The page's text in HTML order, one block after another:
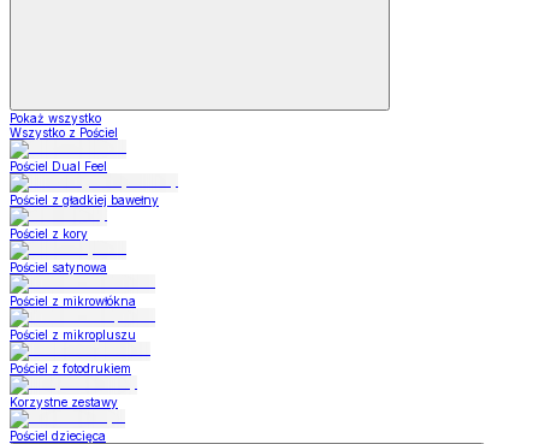
Pokaż wszystko
Wszystko z Pościel
Pościel Dual Feel
Pościel z gładkiej bawełny
Pościel z kory
Pościel satynowa
Pościel z mikrowłókna
Pościel z mikropluszu
Pościel z fotodrukiem
Korzystne zestawy
Pościel dziecięca